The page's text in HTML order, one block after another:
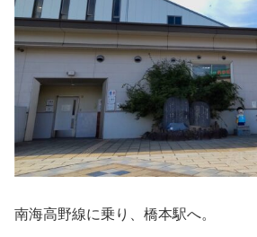
南海高野線に乗り、橋本駅へ。